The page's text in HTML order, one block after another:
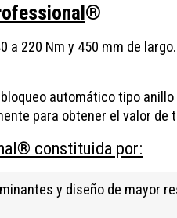
®
220 Nm y 450 mm de
automático tipo
para obtener el valor de
constituida por:
y diseño de mayor